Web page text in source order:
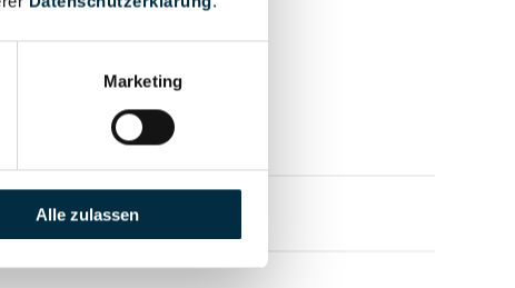
Marketing
Alle zulassen
anfragen